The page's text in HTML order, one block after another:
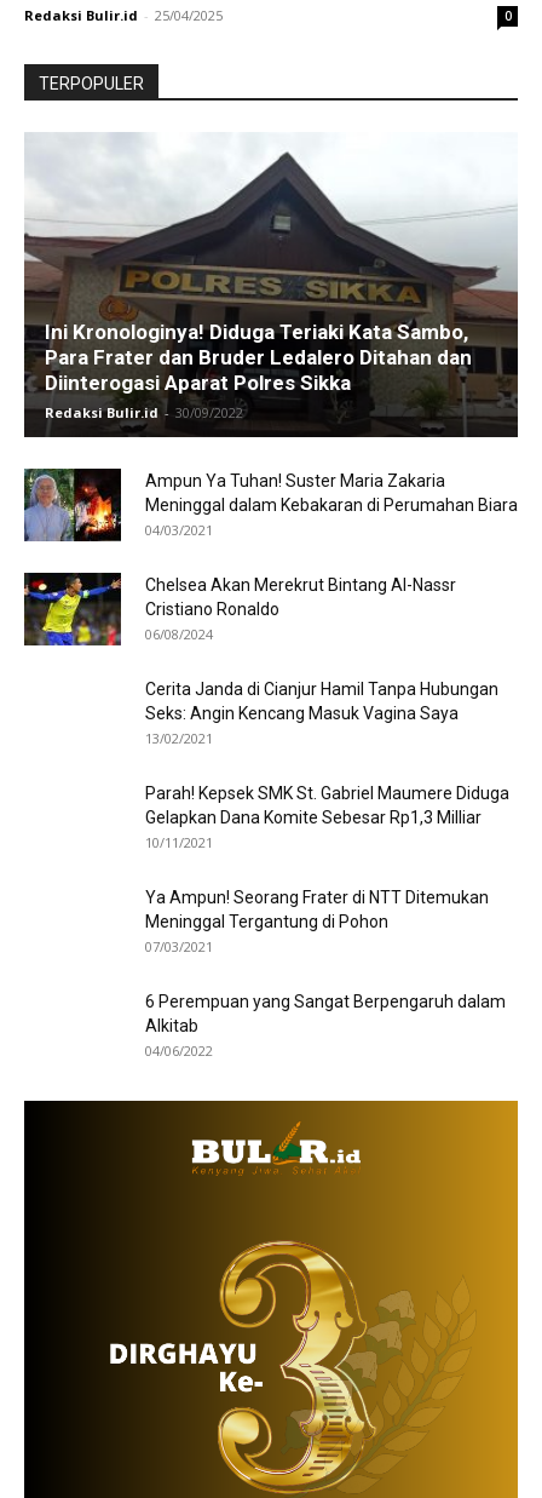
Redaksi Bulir.id - 25/04/2025 0
TERPOPULER
Ini Kronologinya! Diduga Teriaki Kata Sambo,
Para Frater dan Bruder Ledalero Ditahan dan
Diinterogasi Aparat Polres Sikka
Redaksi Bulir.id - 30/09/2022
Ampun Ya Tuhan! Suster Maria Zakaria
Meninggal dalam Kebakaran di Perumahan Biara
04/03/2021
Chelsea Akan Merekrut Bintang Al-Nassr
Cristiano Ronaldo
06/08/2024
Cerita Janda di Cianjur Hamil Tanpa Hubungan
Seks: Angin Kencang Masuk Vagina Saya
13/02/2021
Parah! Kepsek SMK St. Gabriel Maumere Diduga
Gelapkan Dana Komite Sebesar Rp1,3 Milliar
10/11/2021
Ya Ampun! Seorang Frater di NTT Ditemukan
Meninggal Tergantung di Pohon
07/03/2021
6 Perempuan yang Sangat Berpengaruh dalam
Alkitab
04/06/2022